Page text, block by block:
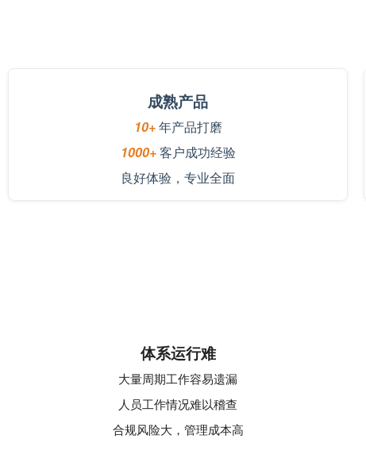
成熟产品
10+年产品打磨
1000+客户成功经验
良好体验，专业全面
体系运行难
大量周期工作容易遗漏
人员工作情况难以稽查
合规风险大，管理成本高